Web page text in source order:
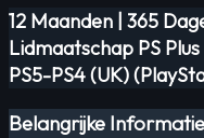
12 Maanden | 365
Lidmaatschap PS
PS5-PS4 (UK)
Belangrijke Informatie